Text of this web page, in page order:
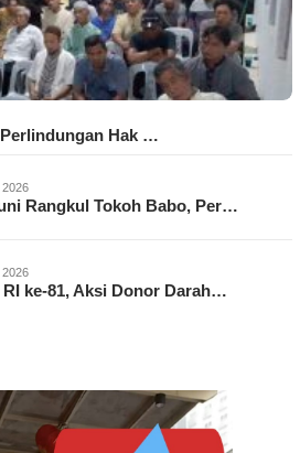
Hak …
Rangkul Tokoh Babo, Per…
ke-81, Aksi Donor Darah…